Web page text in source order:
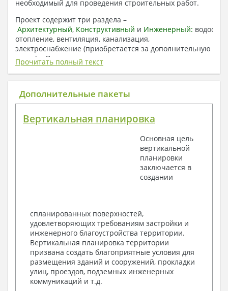
необходимый для проведения строительных работ.
Проект содержит три раздела –
Архитектурный, Конструктивный и Инженерный:
отопление, вентиляция, канализация,
электроснабжение (приобретается за дополнительную
плату) + Пояснительная записка.
1. Архитектурный раздел:
Общие данные по проекту
Поэтажные маркировочные планы с
Разрезы и состав конструкций
Фасады с ведомостью внешних отделок
Элементы проемов – спецификация
Ведомость перемычек – сечения и
Архитектурные узлы в конструкциях
2. Конструктивный раздел:
Общие данные по проекту
Схемы расположения и расчеты фундаментов
Элементы каркаса – схемы расположения
Схема расположения перекрытий
Опоры перекрытия на стены или Узлы
Прочитать полный текст
Дополнительные пакеты
Вертикальная планировка
Основная цель
вертикальной
планировки
заключается в
создании
спланированных поверхностей,
удовлетворяющих требованиям застройки и
инженерного благоустройства территории.
Вертикальная планировка территории
призвана создать благоприятные условия для
размещения зданий и сооружений, прокладки
улиц, проездов, подземных инженерных
коммуникаций и т.д.